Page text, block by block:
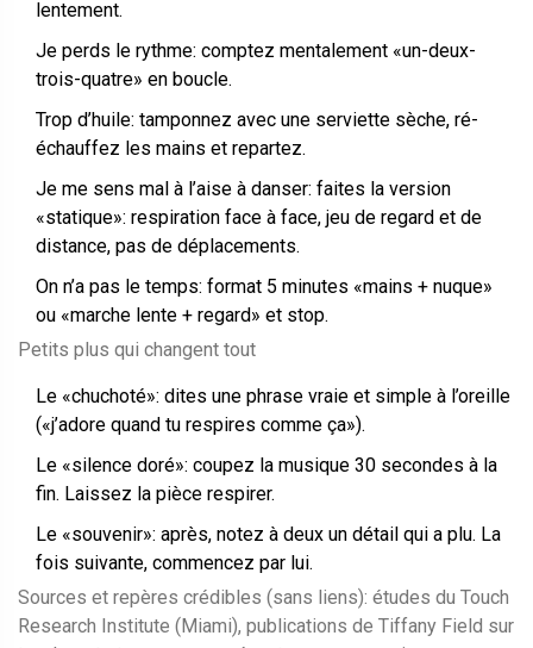
lentement.
Je perds le rythme: comptez mentalement «un-deux-
trois-quatre» en boucle.
Trop d’huile: tamponnez avec une serviette sèche, ré-
échauffez les mains et repartez.
Je me sens mal à l’aise à danser: faites la version
«statique»: respiration face à face, jeu de regard et de
distance, pas de déplacements.
On n’a pas le temps: format 5 minutes «mains + nuque»
ou «marche lente + regard» et stop.
Petits plus qui changent tout
Le «chuchoté»: dites une phrase vraie et simple à l’oreille
(«j’adore quand tu respires comme ça»).
Le «silence doré»: coupez la musique 30 secondes à la
fin. Laissez la pièce respirer.
Le «souvenir»: après, notez à deux un détail qui a plu. La
fois suivante, commencez par lui.
Sources et repères crédibles (sans liens): études du Touch
Research Institute (Miami), publications de Tiffany Field sur